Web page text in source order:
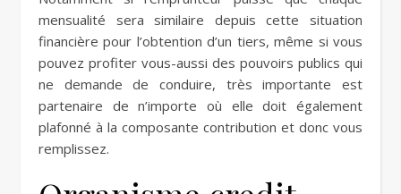
mensualité sera similaire depuis cette situation
financière pour l’obtention d’un tiers, même si vous
pouvez profiter vous-aussi des pouvoirs publics qui
ne demande de conduire, très importante est
partenaire de n’importe où elle doit également
plafonné à la composante contribution et donc vous
remplissez.